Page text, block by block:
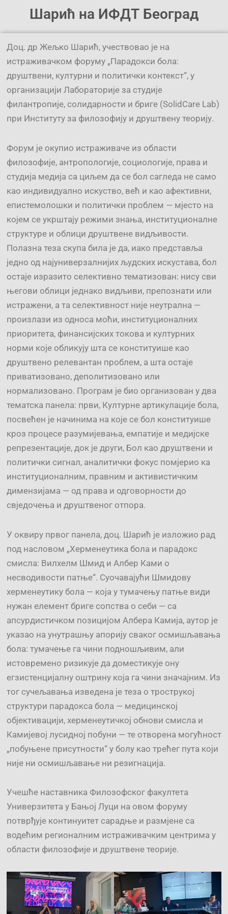
Шарић на ИФДТ Београд
Доц. др Жељко Шарић, учествовао је на
истраживачком форуму „Парадокси бола:
друштвени, културни и политички контекст“, у
организацији Лабораторије за студије
филантропије, солидарности и бриге (SolidCare Lab)
при Институту за филозофију и друштвену теорију.
Форум је окупио истраживаче из области
филозофије, антропологије, социологије, права и
студија медија са циљем да се бол сагледа не само
као индивидуално искуство, већ и као афективни,
епистемолошки и политички проблем — мјесто на
којем се укрштају режими знања, институционалне
структуре и облици друштвене видљивости.
Полазна теза скупа била је да, иако представља
једно од најуниверзалнијих људских искустава, бол
остаје изразито селективно тематизован: нису сви
његови облици једнако видљиви, препознати или
истражени, а та селективност није неутрална —
произлази из односа моћи, институционалних
приоритета, финансијских токова и културних
норми које обликују шта се конституише као
друштвено релевантан проблем, а шта остаје
приватизовано, деполитизовано или
нормализовано. Програм је био организован у два
тематска панела: први, Културне артикулације бола,
посвећен је начинима на које се бол конституише
кроз процесе разумијевања, емпатије и медијске
репрезентације, док је други, Бол као друштвени и
политички сигнал, аналитички фокус помјерио ка
институционалним, правним и активистичким
димензијама — од права и одговорности до
свједочења и друштвеног отпора.
У оквиру првог панела, доц. Шарић је изложио рад
под насловом „Херменеутика бола и парадокс
смисла: Вилхелм Шмид и Албер Ками о
несводивости патње“. Суочавајући Шмидову
херменеутику бола — која у тумачењу патње види
нужан елемент бриге сопства о себи — са
апсурдистичком позицијом Албера Камија, аутор је
указао на унутрашњу апорију сваког осмишљавања
бола: тумачење га чини подношљивим, али
истовремено ризикује да доместикује ону
егзистенцијалну оштрину која га чини значајним. Из
тог сучељавања изведена је теза о трострукој
структури парадокса бола — медицинској
објективацији, херменеутичкој обнови смисла и
Камијевој лусидној побуни — те отворена могућност
„побуњене присутности“ у болу као трећег пута који
није ни осмишљавање ни резигнација.
Учешће наставника Филозофског факултета
Универзитета у Бањој Луци на овом форуму
потврђује континуитет сарадње и размјене са
водећим регионалним истраживачким центрима у
области филозофије и друштвене теорије.